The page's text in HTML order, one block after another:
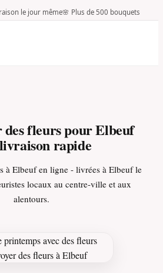
le jour même🌸 Plus de 500 bouquets
fleurs pour Elbeuf
rapide
à Elbeuf en ligne - livrées à Elbeuf le
locaux au centre-ville et aux
alentours.